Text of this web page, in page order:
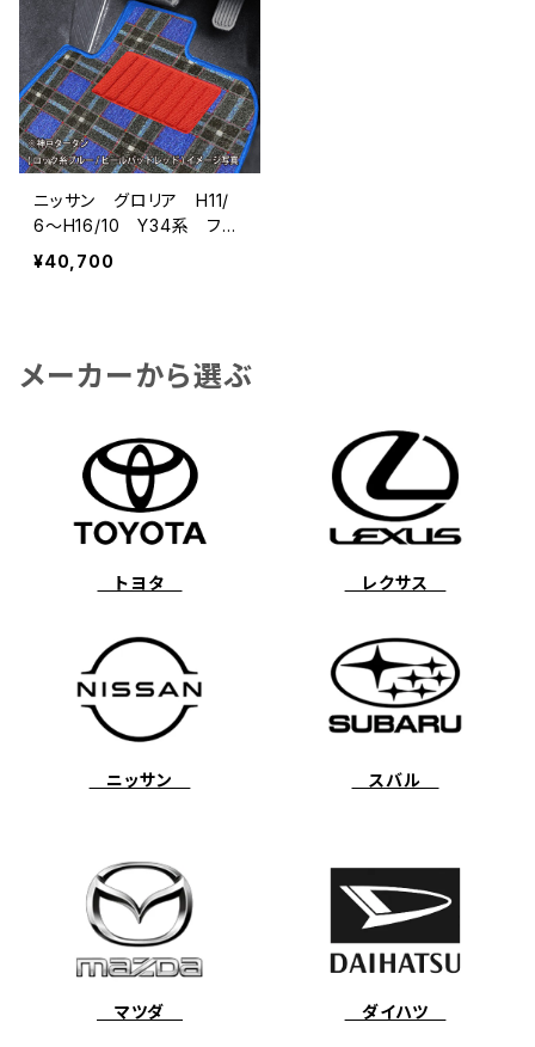
ニッサン グロリア H11/
6〜H16/10 Y34系 フロ
アマット一式 カーマット
神戸タータン 特別受注生
¥40,700
メーカーから選ぶ
トヨタ レクサス
ニッサン スバル
マツダ ダイハツ